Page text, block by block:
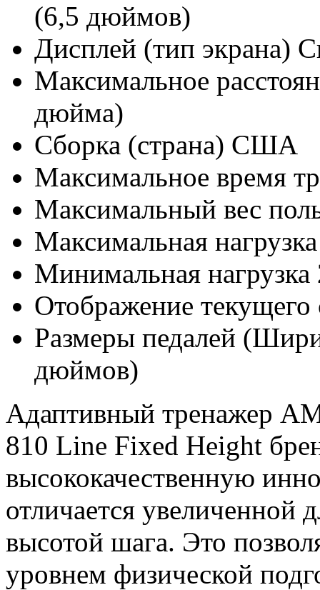
(6,5 дюймов)
Дисплей (тип экрана)
Максимальное
дюйма)
Сборка (страна) США
Максимальное время
Максимальный вес
Максимальная нагрузка
Минимальная нагрузка
Отображение текущего
Размеры педалей
дюймов)
Адаптивный тренажер
810 Line Fixed Height
высококачественную
отличается увеличенной
высотой шага. Это
уровнем физической